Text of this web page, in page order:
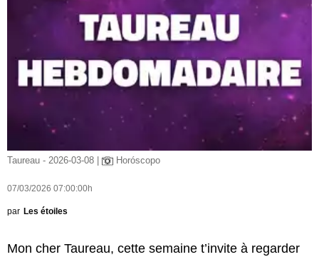
Taureau - 2026-03-08 | Horóscopo
07/03/2026 07:00:00h
par Les étoiles
Mon cher Taureau, cette semaine t’invite à regarder